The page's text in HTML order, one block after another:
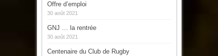
Offre d’emploi
30 août 2021
GNJ … la rentrée
30 août 2021
Centenaire du Club de Rugby